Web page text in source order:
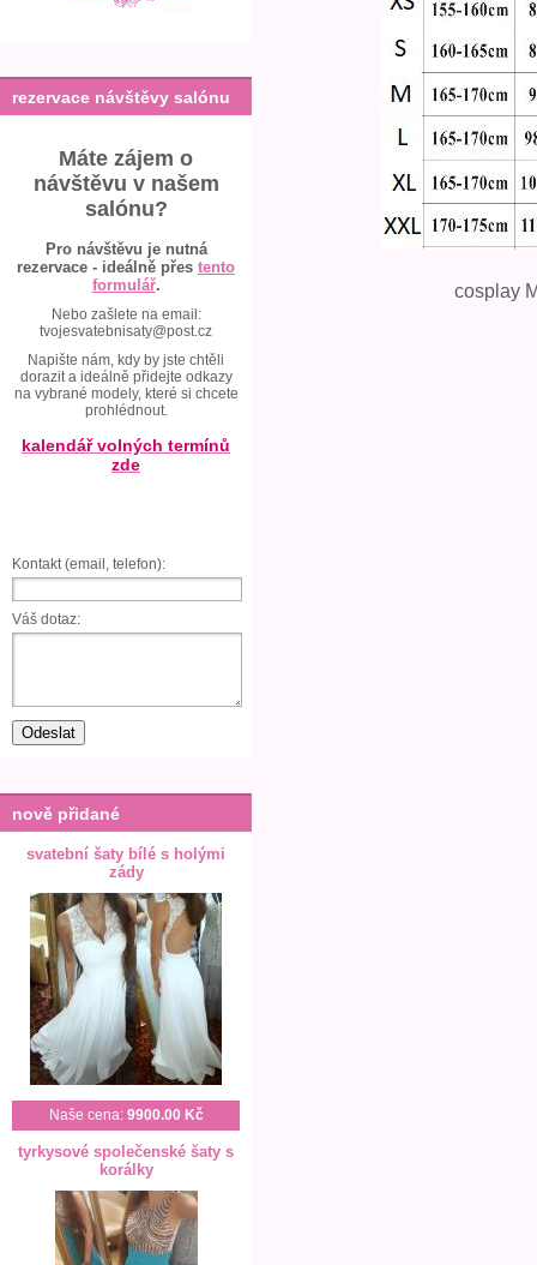
rezervace návštěvy salónu
Máte zájem o
návštěvu v našem
salónu?
Pro návštěvu je nutná
rezervace - ideálně přes tento
formulář.
Nebo zašlete na email:
tvojesvatebnisaty@post.cz
Napište nám, kdy by jste chtěli
dorazit a ideálně přidejte odkazy
na vybrané modely, které si chcete
prohlédnout.
kalendář volných termínů
zde
Kontakt (email, telefon):
Váš dotaz:
nově přidané
svatební šaty bílé s holými
zády
Naše cena: 9900.00 Kč
tyrkysové společenské šaty s
korálky
cosplay